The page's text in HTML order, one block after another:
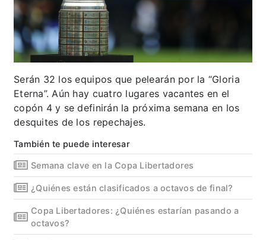
Serán 32 los equipos que pelearán por la “Gloria
Eterna”. Aún hay cuatro lugares vacantes en el
copón 4 y se definirán la próxima semana en los
desquites de los repechajes.
También te puede interesar
Semana clave en la Copa Libertadores
¿Quiénes están clasificados a octavos de final?
Copa Libertadores: ¿Quiénes estarían pasando a
octavos?